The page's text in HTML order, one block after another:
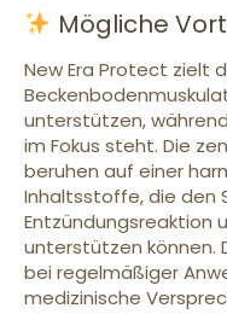
Mögliche
New Era Protect zielt
unterstützen,
im Fokus steht. Die
beruhen auf einer
Inhaltsstoffe, die den
Entzündungsreaktion
unterstützen können.
bei regelmäßiger
medizinische